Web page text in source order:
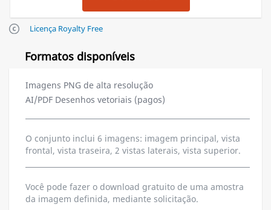
Licença Royalty Free
Formatos disponíveis
Imagens PNG de alta resolução
AI/PDF Desenhos vetoriais (pagos)
O conjunto inclui 6 imagens: imagem principal, vista
frontal, vista traseira, 2 vistas laterais, vista superior.
Você pode fazer o download gratuito de uma amostra
da imagem definida, mediante solicitação.